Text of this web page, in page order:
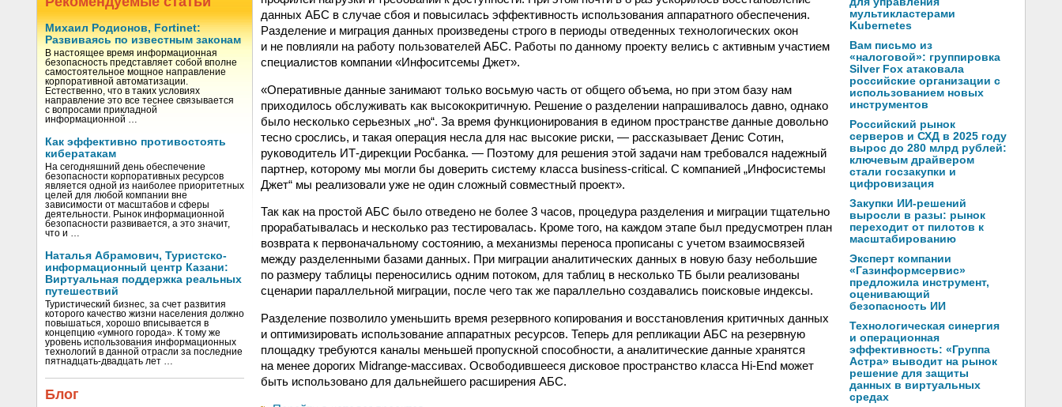
Михаил Родионов, Fortinet:
Развиваясь по известным законам
В настоящее время информационная
безопасность представляет собой вполне
самостоятельное мощное направление
корпоративной автоматизации.
Естественно, что в таких условиях
направление это все теснее связывается
с вопросами прикладной
информационной …
Как эффективно противостоять
кибератакам
На сегодняшний день обеспечение
безопасности корпоративных ресурсов
является одной из наиболее приоритетных
целей для любой компании вне
зависимости от масштабов и сферы
деятельности. Рынок информационной
безопасности развивается, а это значит,
что и …
Наталья Абрамович, Туристско-
информационный центр Казани:
Виртуальная поддержка реальных
путешествий
Туристический бизнес, за счет развития
которого качество жизни населения должно
повышаться, хорошо вписывается в
концепцию «умного города». К тому же
уровень использования информационных
технологий в данной отрасли за последние
пятнадцать-двадцать лет …
Блог
данных АБС в случае сбоя и повысилась эффективность использования аппаратного обеспечения.
Разделение и миграция данных произведены строго в периоды отведенных технологических окон
и не повлияли на работу пользователей АБС. Работы по данному проекту велись с активным участием
специалистов компании «Инфоситсемы Джет».
«Оперативные данные занимают только восьмую часть от общего объема, но при этом базу нам
приходилось обслуживать как высококритичную. Решение о разделении напрашивалось давно, однако
было несколько серьезных „но“. За время функционирования в едином пространстве данные довольно
тесно срослись, и такая операция несла для нас высокие риски, — рассказывает Денис Сотин,
руководитель ИТ-дирекции Росбанка. — Поэтому для решения этой задачи нам требовался надежный
партнер, которому мы могли бы доверить систему класса business-critical. С компанией „Инфосистемы
Джет“ мы реализовали уже не один сложный совместный проект».
Так как на простой АБС было отведено не более 3 часов, процедура разделения и миграции тщательно
прорабатывалась и несколько раз тестировалась. Кроме того, на каждом этапе был предусмотрен план
возврата к первоначальному состоянию, а механизмы переноса прописаны с учетом взаимосвязей
между разделенными базами данных. При миграции аналитических данных в новую базу небольшие
по размеру таблицы переносились одним потоком, для таблиц в несколько ТБ были реализованы
сценарии параллельной миграции, после чего так же параллельно создавались поисковые индексы.
Разделение позволило уменьшить время резервного копирования и восстановления критичных данных
и оптимизировать использование аппаратных ресурсов. Теперь для репликации АБС на резервную
площадку требуются каналы меньшей пропускной способности, а аналитические данные хранятся
на менее дорогих Midrange-массивах. Освободившееся дисковое пространство класса Hi-End может
быть использовано для дальнейшего расширения АБС.
мультикластерами
Kubernetes
Вам письмо из
«налоговой»: группировка
Silver Fox атаковала
российские организации с
использованием новых
инструментов
Российский рынок
серверов и СХД в 2025 году
вырос до 280 млрд рублей:
ключевым драйвером
стали госзакупки и
цифровизация
Закупки ИИ-решений
выросли в разы: рынок
переходит от пилотов к
масштабированию
Эксперт компании
«Газинформсервис»
предложила инструмент,
оценивающий
безопасность ИИ
Технологическая синергия
и операционная
эффективность: «Группа
Астра» выводит на рынок
решение для защиты
данных в виртуальных
средах